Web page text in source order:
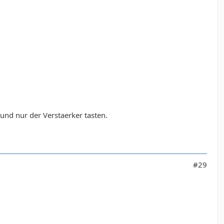
nur der Verstaerker tasten.
#29